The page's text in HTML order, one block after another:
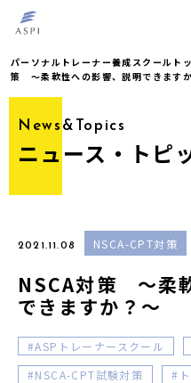
パーソナルトレーナー養成スクールト
策 〜柔軟性への影響、説明できます
News&Topics
ニュース・トピ
2021.11.08 NSCA-CPT対策
NSCA対策 〜柔
できますか？〜
ASPトレーナースクール
NSCA-CPT試験対策